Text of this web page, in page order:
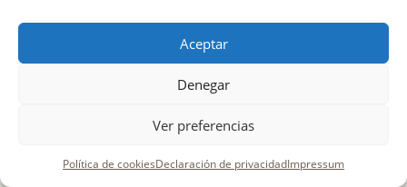
Aceptar
Denegar
Ver preferencias
Política de cookiesDeclaración de privacidadImpressum